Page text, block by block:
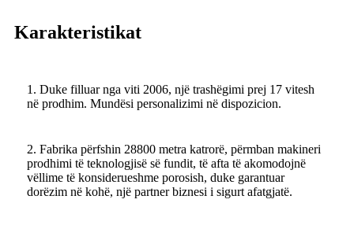
Karakteristikat
1. Duke filluar nga viti 2006, një trashëgimi prej 17 vitesh
në prodhim. Mundësi personalizimi në dispozicion.
2. Fabrika përfshin 28800 metra katrorë, përmban makineri
prodhimi të teknologjisë së fundit, të afta të akomodojnë
vëllime të konsiderueshme porosish, duke garantuar
dorëzim në kohë, një partner biznesi i sigurt afatgjatë.